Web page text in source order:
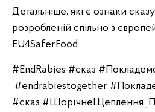
Детальніше, які є ознаки
розробленій спільно з
EU4SaferFood
#EndRabies #сказ
#endrabiestogether
#сказ